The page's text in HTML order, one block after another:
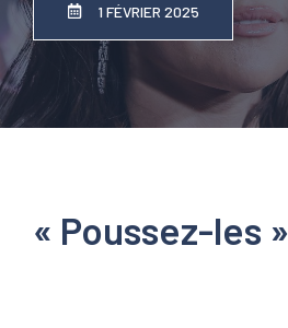
1 FÉVRIER 2025
« Poussez-les »